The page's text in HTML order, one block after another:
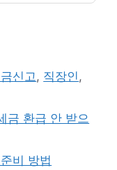
신고, 직장인,
금 환급 안 받으
비 방법